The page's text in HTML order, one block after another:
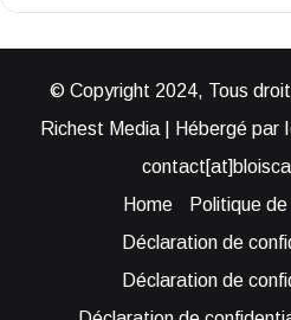
© Copyright 2024, Tous
Richest Media | Hébergé par
Home
Politique
Déclaration de
Déclaration de